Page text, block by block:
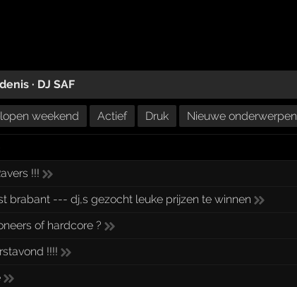
· DJ SAF
weekend Actief Druk Nieuwe onderwerpen
!!!
brabant --- dj,s gezocht leuke prijzen te winnen
of hardcore ?
!!!!